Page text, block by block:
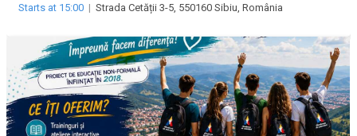
Starts at 15:00 | Strada Cetății 3-5, 550160 Sibiu, România